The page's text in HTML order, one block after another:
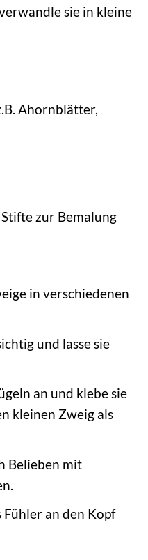
sie in kleine
Ahornblätter,
zur Bemalung
in verschiedenen
und lasse sie
an und klebe sie
kleinen Zweig als
Belieben mit
an den Kopf